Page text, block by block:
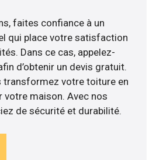
faites confiance à un
qui place votre satisfaction
Dans ce cas, appelez-
d’obtenir un devis gratuit.
transformez votre toiture en
votre maison. Avec nos
de sécurité et durabilité.